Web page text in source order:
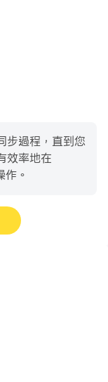
步過程，直到您
效率地在
。